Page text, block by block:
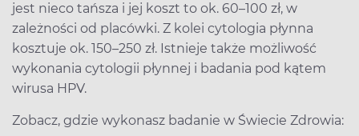
jest nieco tańsza i jej koszt to ok. 60–100 zł, w
zależności od placówki. Z kolei cytologia płynna
kosztuje ok. 150–250 zł. Istnieje także możliwość
wykonania cytologii płynnej i badania pod kątem
wirusa HPV.
Zobacz, gdzie wykonasz badanie w Świecie Zdrowia: